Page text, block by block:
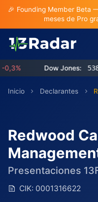
🎉 Founding Member Beta
meses de Pro
Dow Jones: 538,52
Inicio Declarantes
Redwood
Presentaciones
CIK: 0001316622